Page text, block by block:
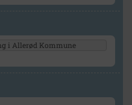
i Allerød Kommune